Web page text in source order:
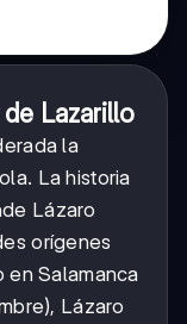
Lazarillo
la
La historia
Lázaro
orígenes
en Salamanca
Lázaro